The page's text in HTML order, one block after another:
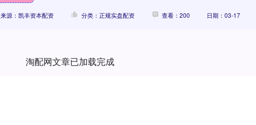
来源：凯丰资本配资 分类：正规实盘配资 查看：200 日期：03-17
淘配网文章已加载完成